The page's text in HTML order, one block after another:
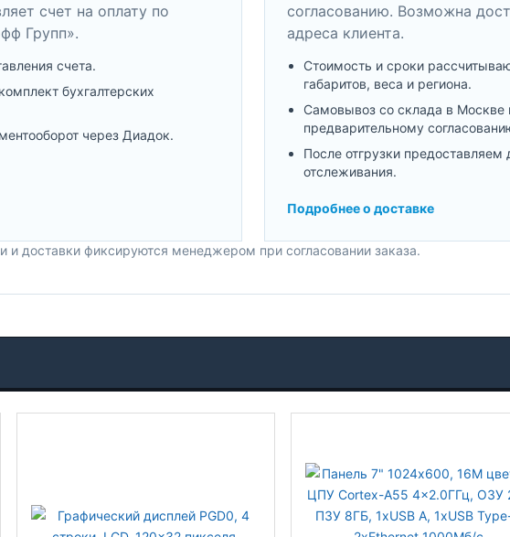
счет на оплату по
Групп».
счета.
бухгалтерских
через Диадок.
согласованию. Возможна
адреса клиента.
Стоимость и сроки
габаритов, веса и региона.
Самовывоз со склада в Москве
предварительному
После отгрузки
отслеживания.
Подробнее о доставке
и доставки фиксируются менеджером при согласовании заказа.